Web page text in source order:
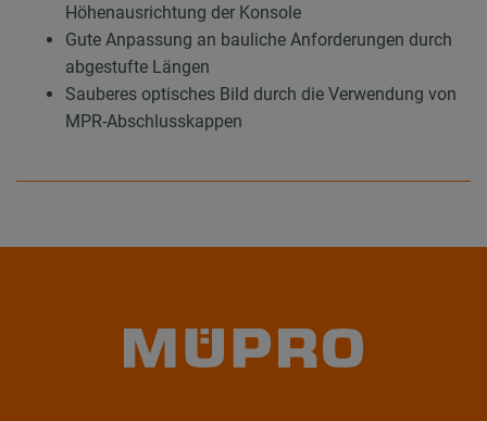
Höhenausrichtung der Konsole
Gute Anpassung an bauliche Anforderungen durch
abgestufte Längen
Sauberes optisches Bild durch die Verwendung von
MPR-Abschlusskappen